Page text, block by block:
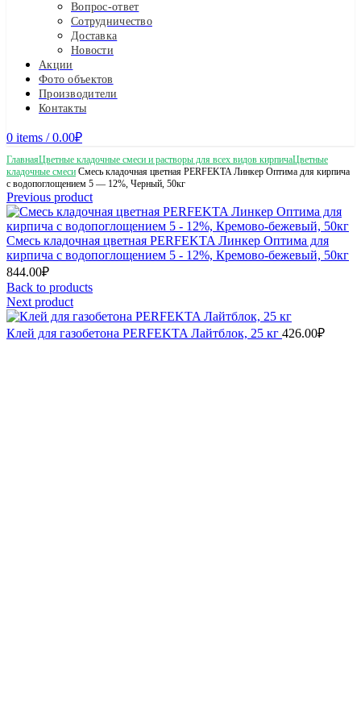
Вопрос-ответ
Сотрудничество
Доставка
Новости
Акции
Фото объектов
Производители
Контакты
0 items / 0.00₽
ГлавнаяЦветные кладочные смеси и растворы для всех видов кирпичаЦветные
кладочные смеси Смесь кладочная цветная PERFEKTA Линкер Оптима для кирпича
с водопоглощением 5 — 12%, Черный, 50кг
Previous product
Смесь кладочная цветная PERFEKTA Линкер Оптима для
кирпича с водопоглощением 5 - 12%, Кремово-бежевый, 50кг
844.00₽
Back to products
Next product
Клей для газобетона PERFEKTA Лайтблок, 25 кг 426.00₽